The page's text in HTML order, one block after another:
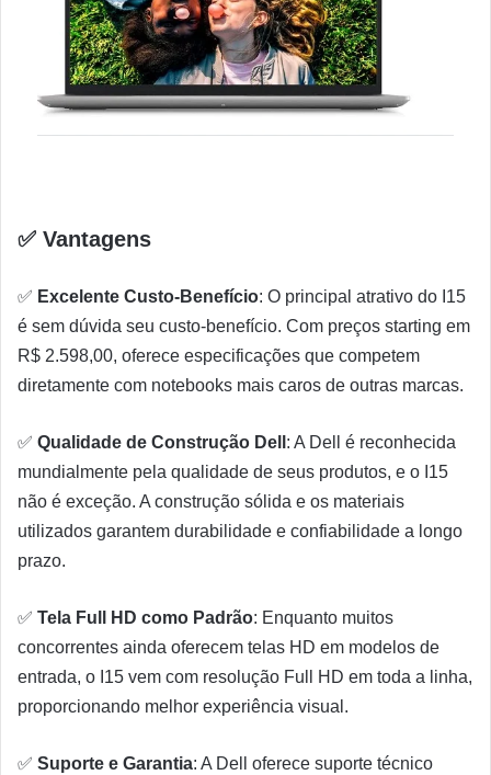
✅ Vantagens
✅ Excelente Custo-Benefício: O principal atrativo do I15
é sem dúvida seu custo-benefício. Com preços starting em
R$ 2.598,00, oferece especificações que competem
diretamente com notebooks mais caros de outras marcas.
✅ Qualidade de Construção Dell : A Dell é reconhecida
mundialmente pela qualidade de seus produtos, e o I15
não é exceção. A construção sólida e os materiais
utilizados garantem durabilidade e confiabilidade a longo
prazo.
✅ Tela Full HD como Padrão: Enquanto muitos
concorrentes ainda oferecem telas HD em modelos de
entrada, o I15 vem com resolução Full HD em toda a linha,
proporcionando melhor experiência visual.
✅ Suporte e Garantia: A Dell oferece suporte técnico